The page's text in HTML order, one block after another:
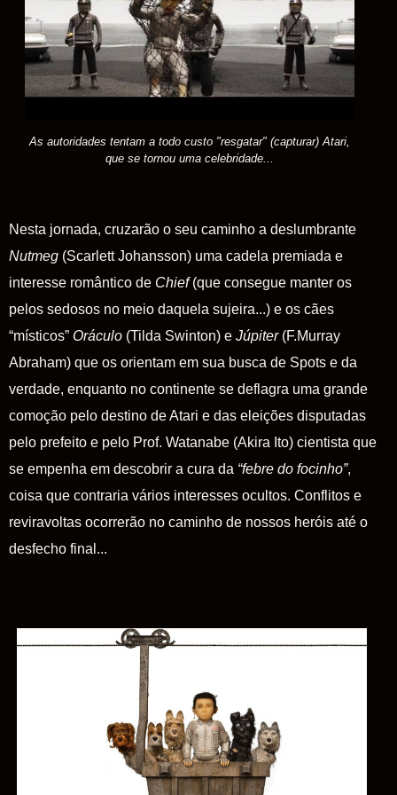
As autoridades tentam a todo custo "resgatar" (capturar) Atari,
que se tornou uma celebridade...
Nesta jornada, cruzarão o seu caminho a deslumbrante
Nutmeg (Scarlett Johansson) uma cadela premiada e
interesse romântico de Chief (que consegue manter os
pelos sedosos no meio daquela sujeira...) e os cães
“místicos” Oráculo (Tilda Swinton) e Júpiter(F.Murray
Abraham) que os orientam em sua busca de Spots e da
verdade, enquanto no continente se deflagra uma grande
comoção pelo destino de Atari e das eleições disputadas
pelo prefeito e pelo Prof. Watanabe (Akira Ito) cientista que
se empenha em descobrir a cura da “febre do focinho”,
coisa que contraria vários interesses ocultos. Conflitos e
reviravoltas ocorrerão no caminho de nossos heróis até o
desfecho final...